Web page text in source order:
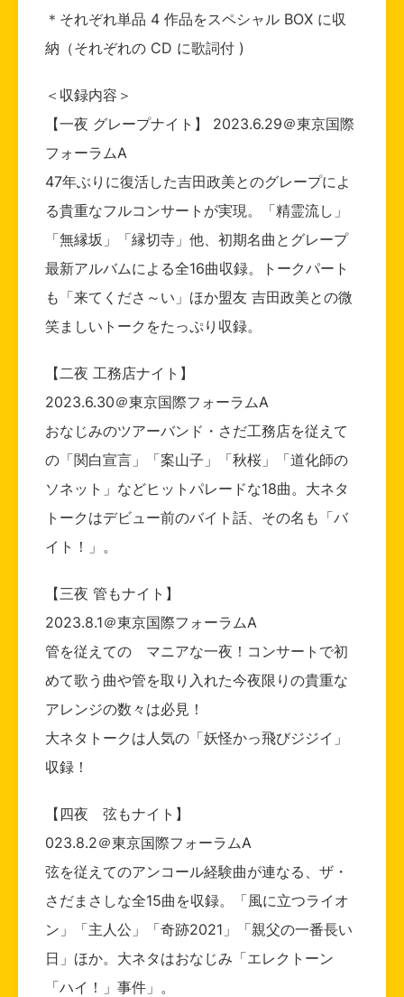
＊それぞれ単品 4 作品をスペシャル BOX に収
納（それぞれの CD に歌詞付 )
＜収録内容＞
【一夜 グレープナイト】 2023.6.29＠東京国際
フォーラムA
47年ぶりに復活した吉田政美とのグレープによ
る貴重なフルコンサートが実現。「精霊流し」
「無縁坂」「縁切寺」他、初期名曲とグレープ
最新アルバムによる全16曲収録。トークパート
も「来てくださ～い」ほか盟友 吉田政美との微
笑ましいトークをたっぷり収録。
【二夜 工務店ナイト】
2023.6.30＠東京国際フォーラムA
おなじみのツアーバンド・さだ工務店を従えて
の「関白宣言」「案山子」「秋桜」「道化師の
ソネット」などヒットパレードな18曲。大ネタ
トークはデビュー前のバイト話、その名も「バ
イト！」。
【三夜 管もナイト】
2023.8.1＠東京国際フォーラムA
管を従えての マニアな一夜！コンサートで初
めて歌う曲や管を取り入れた今夜限りの貴重な
アレンジの数々は必見！
大ネタトークは人気の「妖怪かっ飛びジジイ」
収録！
【四夜 弦もナイト】
023.8.2＠東京国際フォーラムA
弦を従えてのアンコール経験曲が連なる、ザ・
さだまさしな全15曲を収録。「風に立つライオ
ン」「主人公」「奇跡2021」「親父の一番長い
日」ほか。大ネタはおなじみ「エレクトーン
「ハイ！」事件」。